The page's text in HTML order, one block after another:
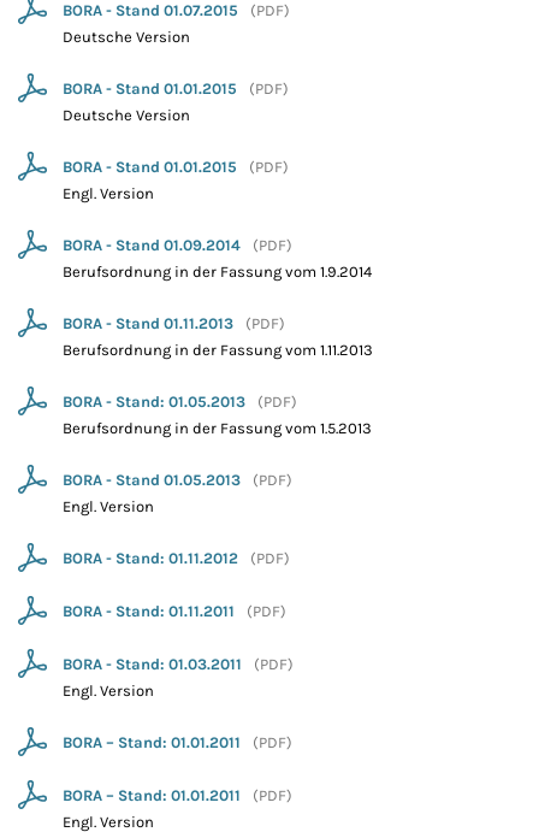
BORA - Stand 01.07.2015 (PDF)
Deutsche Version
BORA - Stand 01.01.2015 (PDF)
Deutsche Version
BORA - Stand 01.01.2015 (PDF)
Engl. Version
BORA - Stand 01.09.2014 (PDF)
Berufsordnung in der Fassung vom 1.9.2014
BORA - Stand 01.11.2013 (PDF)
Berufsordnung in der Fassung vom 1.11.2013
BORA - Stand: 01.05.2013 (PDF)
Berufsordnung in der Fassung vom 1.5.2013
BORA - Stand 01.05.2013 (PDF)
Engl. Version
BORA - Stand: 01.11.2012 (PDF)
BORA - Stand: 01.11.2011 (PDF)
BORA - Stand: 01.03.2011 (PDF)
Engl. Version
BORA – Stand: 01.01.2011 (PDF)
BORA – Stand: 01.01.2011 (PDF)
Engl. Version